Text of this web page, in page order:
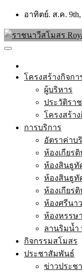
Skip
content
อาทิตย์. ส.ค. 9th,
โครงสร้างกิจกา
ผู้บริหาร
ประวัติรา
โครงสร้า
การบริการ
อัตราค่าบ
ห้องเกียร
ห้องสินธูทั
ห้องสินธูทั
ห้องเกียรติ
ห้องศรีนา
ห้องหรรษ
ลานริมน้ำ
กิจกรรมสโมสร
ประชาสัมพันธ์
ข่าวประช